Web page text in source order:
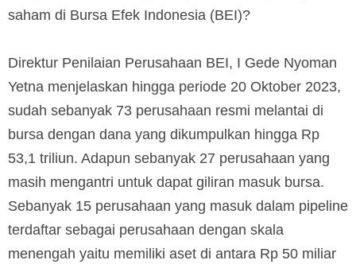
saham di Bursa Efek Indonesia (BEI)?
Direktur Penilaian Perusahaan BEI, I Gede Nyoman
Yetna menjelaskan hingga periode 20 Oktober 2023,
sudah sebanyak 73 perusahaan resmi melantai di
bursa dengan dana yang dikumpulkan hingga Rp
53,1 triliun. Adapun sebanyak 27 perusahaan yang
masih mengantri untuk dapat giliran masuk bursa.
Sebanyak 15 perusahaan yang masuk dalam pipeline
terdaftar sebagai perusahaan dengan skala
menengah yaitu memiliki aset di antara Rp 50 miliar